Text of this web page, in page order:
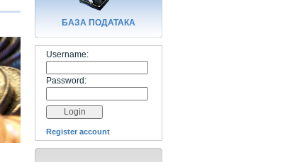
БАЗA ПОДАТАКА
Username:
Password:
Register account